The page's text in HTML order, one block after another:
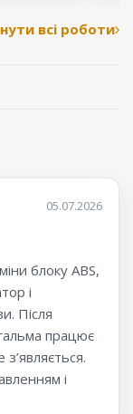
всі роботи
05.07.2026
блоку ABS,
і
Після
працює
і